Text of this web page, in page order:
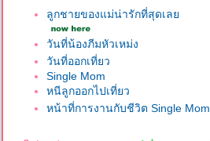
ลูกชายของแม่น่ารักที่สุดเล
วันที่น้องภีมหัวเหม่ง
วันที่ออกเที่ยว
Single Mom
หนีลูกออกไปเที่ยว
หน้าที่การงานกับชีวิต Single Mom